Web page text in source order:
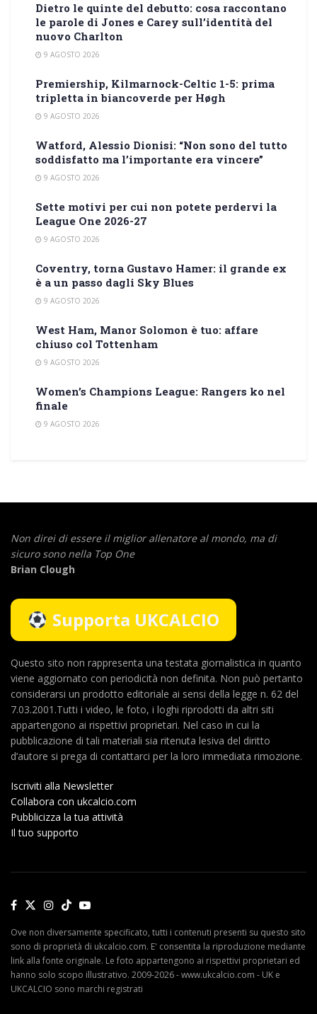
Dietro le quinte del debutto: cosa raccontano
le parole di Jones e Carey sull’identità del
nuovo Charlton
9 AGOSTO 2026
Premiership, Kilmarnock-Celtic 1-5: prima
tripletta in biancoverde per Høgh
9 AGOSTO 2026
Watford, Alessio Dionisi: “Non sono del tutto
soddisfatto ma l’importante era vincere”
9 AGOSTO 2026
Sette motivi per cui non potete perdervi la
League One 2026-27
9 AGOSTO 2026
Coventry, torna Gustavo Hamer: il grande ex
è a un passo dagli Sky Blues
9 AGOSTO 2026
West Ham, Manor Solomon è tuo: affare
chiuso col Tottenham
9 AGOSTO 2026
Women’s Champions League: Rangers ko nel
finale
9 AGOSTO 2026
Non direi di essere il miglior allenatore al mondo, ma di
sicuro sono nella Top One
Brian Clough
Supporta UKCALCIO
Questo sito non rappresenta una testata giornalistica in quanto
viene aggiornato con periodicità non definita. Non può pertanto
considerarsi un prodotto editoriale ai sensi della legge n. 62 del
7.03.2001.Tutti i video, le foto, i loghi riprodotti da altri siti
appartengono ai rispettivi proprietari. Nel caso in cui la
pubblicazione di tali materiali sia ritenuta lesiva del diritto
d’autore si prega di contattarci per la loro immediata rimozione.
Iscriviti alla Newsletter
Collabora con ukcalcio.com
Pubblicizza la tua attività
Il tuo supporto
Ove non diversamente specificato, tutti i contenuti presenti su questo sito
sono di proprietà di ukcalcio.com. E' consentita la riproduzione mediante
link alla fonte originale. Le foto appartengono ai rispettivi proprietari ed
hanno solo scopo illustrativo. 2009-2026 - www.ukcalcio.com - UK e
UKCALCIO sono marchi registrati